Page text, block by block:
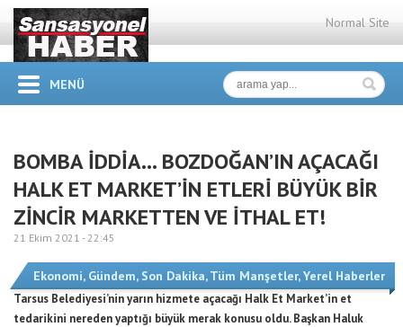
Normal Site
MENÜ
BOMBA İDDİA… BOZDOĞAN’IN AÇACAĞI
HALK ET MARKET’İN ETLERİ BÜYÜK BİR
ZİNCİR MARKETTEN VE İTHAL ET!
21 Ekim 2021 -22:45
Ekonomi, Gündem, Son Dakika,Tüm Manşetler,Yerel Haberler
Tarsus Belediyesi’nin yarın hizmete açacağı Halk Et Market’in et
tedarikini nereden yaptığı büyük merak konusu oldu. Başkan Haluk